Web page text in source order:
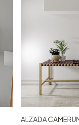
ALZADA